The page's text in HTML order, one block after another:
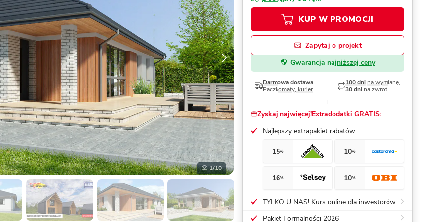
Dom pasywny- co to znaczy
1/10
KUP W PROMOCJI
Zapytaj o projekt
Gwarancja najniższej ceny
Darmowa dostawa
Paczkomaty, kurier
100 dni na wymianę,
30 dni na zwrot
Zyskaj najwięcej!Extradodatki GRATIS:
Najlepszy extrapakiet rabatów
15% 10%
16% 10%
TYLKO U NAS! Kurs online dla inwestorów
Pakiet Formalności 2026